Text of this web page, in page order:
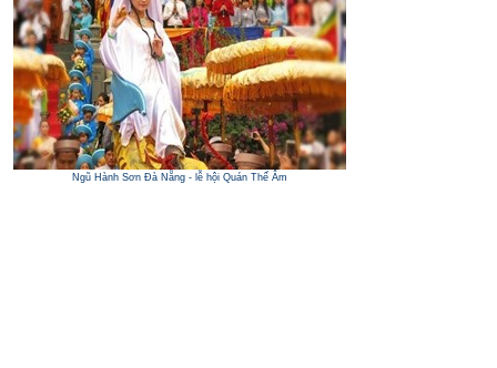
Ngũ Hành Sơn Đà Nẵng - lễ hội Quán Thế Âm